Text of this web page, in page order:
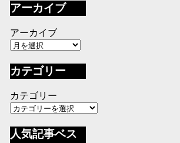
アーカイブ
アーカイブ
カテゴリー
カテゴリー
人気記事ベス